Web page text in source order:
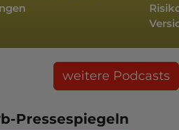
weitere Podcasts
Pressespiegeln